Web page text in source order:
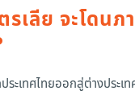
รเลีย จะโดน
ระเทศไทยออกสู่ต่างประเ